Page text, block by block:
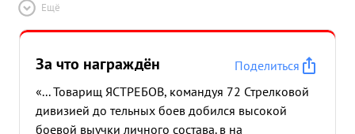
Ещё
За что награждён
Поделиться
«... Товарищ ЯСТРЕБОВ, командуя 72 Стрелковой
дивизией до тельных боев добился высокой
боевой выучки личного состава. в на